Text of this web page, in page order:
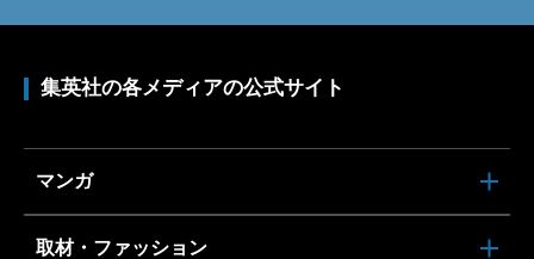
集英社の各メディアの公式サイト
マンガ
取材・ファッション